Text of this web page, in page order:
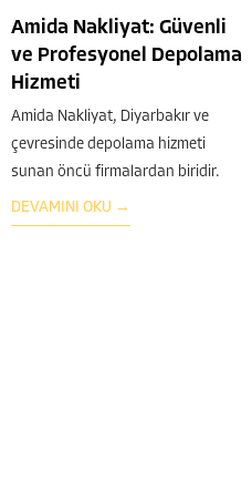
Amida Nakliyat: Güvenli
ve Profesyonel Depolama
Hizmeti
Amida Nakliyat, Diyarbakır ve
çevresinde depolama hizmeti
sunan öncü firmalardan biridir.
Müşterilerine güvenilir ve
profesyonel depolama çözümleri
DEVAMINI OKU →